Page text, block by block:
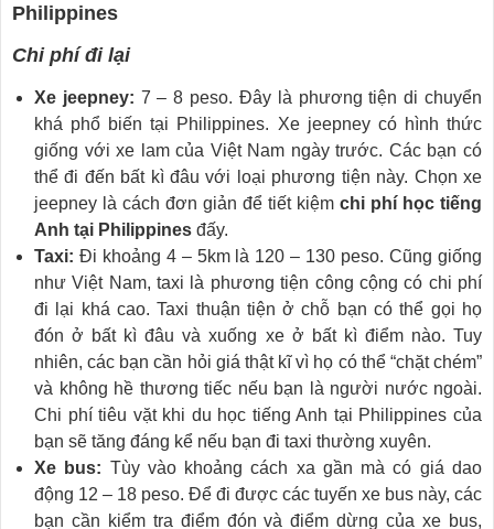
Philippines
Chi phí đi lại
Xe jeepney: 7 – 8 peso. Đây là phương tiện di chuyển
khá phổ biến tại Philippines. Xe jeepney có hình thức
giống với xe lam của Việt Nam ngày trước. Các bạn có
thể đi đến bất kì đâu với loại phương tiện này. Chọn xe
jeepney là cách đơn giản để tiết kiệm chi phí học tiếng
Anh tại Philippines đấy.
Taxi: Đi khoảng 4 – 5km là 120 – 130 peso. Cũng giống
như Việt Nam, taxi là phương tiện công cộng có chi phí
đi lại khá cao. Taxi thuận tiện ở chỗ bạn có thể gọi họ
đón ở bất kì đâu và xuống xe ở bất kì điểm nào. Tuy
nhiên, các bạn cần hỏi giá thật kĩ vì họ có thể “chặt chém”
và không hề thương tiếc nếu bạn là người nước ngoài.
Chi phí tiêu vặt khi du học tiếng Anh tại Philippines của
bạn sẽ tăng đáng kể nếu bạn đi taxi thường xuyên.
Xe bus: Tùy vào khoảng cách xa gần mà có giá dao
động 12 – 18 peso. Để đi được các tuyến xe bus này, các
bạn cần kiểm tra điểm đón và điểm dừng của xe bus,